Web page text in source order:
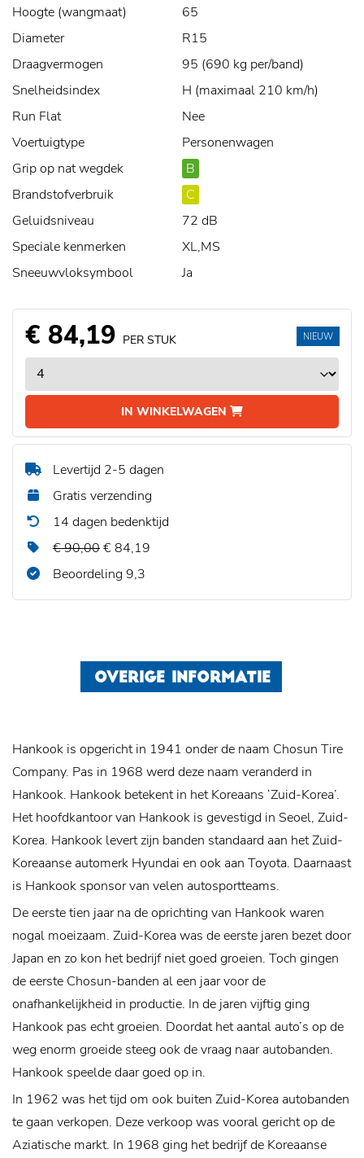
Hoogte (wangmaat)
65
Diameter
R15
Draagvermogen
95 (690 kg per/band)
Snelheidsindex
H (maximaal 210 km/h)
Run Flat
Nee
Voertuigtype
Personenwagen
Grip op nat wegdek
B
Brandstofverbruik
C
Geluidsniveau
72 dB
Speciale kenmerken
XL,MS
Sneeuwvloksymbool
Ja
€ 84,19 PER STUK
IN WINKELWAGEN
NIEUW
Levertijd 2-5 dagen
Gratis verzending
14 dagen bedenktijd
€ 90,00€ 84,19
Beoordeling 9,3
OVERIGE INFORMATIE
Hankook is opgericht in 1941 onder de naam Chosun Tire
Company. Pas in 1968 werd deze naam veranderd in
Hankook. Hankook betekent in het Koreaans ‘Zuid-Korea’.
Het hoofdkantoor van Hankook is gevestigd in Seoel, Zuid-
Korea. Hankook levert zijn banden standaard aan het Zuid-
Koreaanse automerk Hyundai en ook aan Toyota. Daarnaast
is Hankook sponsor van velen autosportteams.
De eerste tien jaar na de oprichting van Hankook waren
nogal moeizaam. Zuid-Korea was de eerste jaren bezet door
Japan en zo kon het bedrijf niet goed groeien. Toch gingen
de eerste Chosun-banden al een jaar voor de
onafhankelijkheid in productie. In de jaren vijftig ging
Hankook pas echt groeien. Doordat het aantal auto’s op de
weg enorm groeide steeg ook de vraag naar autobanden.
Hankook speelde daar goed op in.
In 1962 was het tijd om ook buiten Zuid-Korea autobanden
te gaan verkopen. Deze verkoop was vooral gericht op de
Aziatische markt. In 1968 ging het bedrijf de Koreaanse